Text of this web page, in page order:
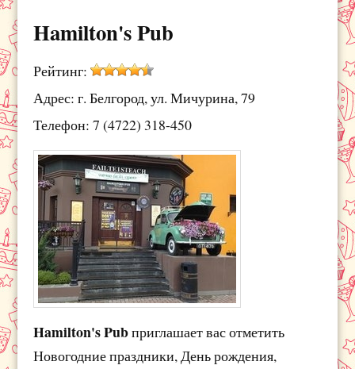
Hamilton's Pub
Рейтинг:
Адрес: г. Белгород, ул. Мичурина, 79
Телефон: 7 (4722) 318-450
Hamilton's Pubприглашает вас отметить
Новогодние праздники, День рождения,